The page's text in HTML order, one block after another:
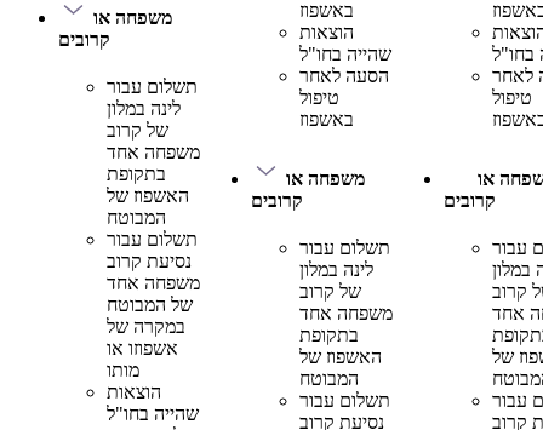
משפחה או
קרובים
תשלום עבור
לינה במלון
של קרוב
משפחה אחד
בתקופת
האשפוז של
המבוטח
תשלום עבור
נסיעת קרוב
משפחה אחד
של המבוטח
במקרה של
אשפוזו או
מותו
הוצאות
שהייה בחו"ל
באשפוז
הוצאות
שהייה בחו"ל
הסעה לאחר
טיפול
באשפוז
משפחה או
קרובים
תשלום עבור
לינה במלון
של קרוב
משפחה אחד
בתקופת
האשפוז של
המבוטח
תשלום עבור
נסיעת קרוב
בחו"ל
לאחר
טיפול
או
קרובים
עבור
במלון
קרוב
אחד
של
עבור
קרוב